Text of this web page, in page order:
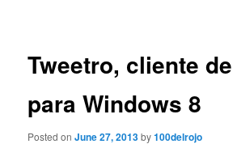
Tweetro, cliente
para Windows 8
Posted onJune 27, 2013by100delrojo